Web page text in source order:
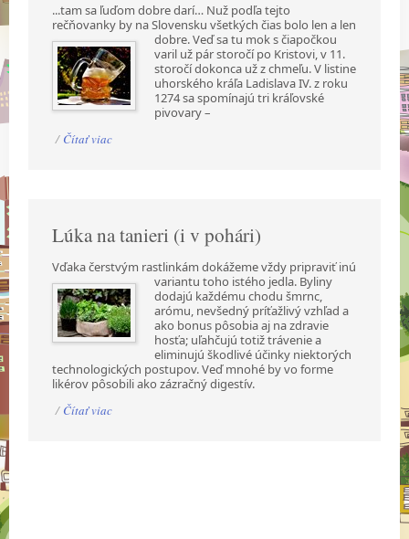
...tam sa ľuďom dobre darí… Nuž podľa tejto
rečňovanky by na Slovensku všetkých čias bolo len a len
dobre. Veď sa tu mok s čiapočkou
varil už pár storočí po Kristovi, v 11.
storočí dokonca už z chmeľu. V listine
uhorského kráľa Ladislava IV. z roku
1274 sa spomínajú tri kráľovské
pivovary –
/ Čítať viac
Lúka na tanieri (i v pohári)
Vďaka čerstvým rastlinkám dokážeme vždy pripraviť inú
variantu toho istého jedla. Byliny
dodajú každému chodu šmrnc,
arómu, nevšedný príťažlivý vzhľad a
ako bonus pôsobia aj na zdravie
hosťa; uľahčujú totiž trávenie a
eliminujú škodlivé účinky niektorých
technologických postupov. Veď mnohé by vo forme
likérov pôsobili ako zázračný digestív.
/ Čítať viac